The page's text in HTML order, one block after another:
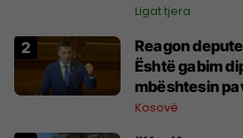
Ligat tjera
Reagon
Është gabim
mbështesin
Kosovë